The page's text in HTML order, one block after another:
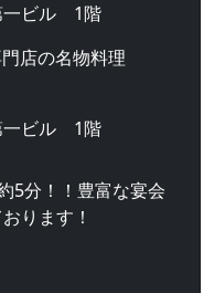
一ビル 1階
店の名物料理
一ビル 1階
5分！！豊富な宴会
ります！